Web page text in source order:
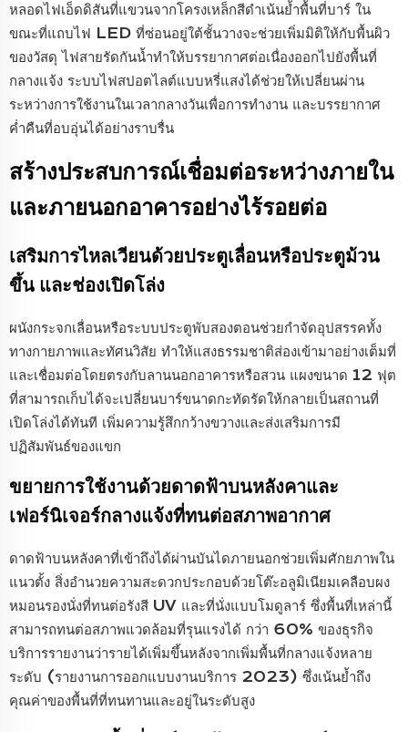
หลอดไฟเอ็ดดิสันที่แขวนจากโครงเหล็กสีดำเน้นย้ำพื้นที่บาร์ ใน
ขณะที่แถบไฟ LED ที่ซ่อนอยู่ใต้ชั้นวางจะช่วยเพิ่มมิติให้กับพื้นผิว
ของวัสดุ ไฟสายรัดกันน้ำทำให้บรรยากาศต่อเนื่องออกไปยังพื้นที่
กลางแจ้ง ระบบไฟสปอตไลต์แบบหรี่แสงได้ช่วยให้เปลี่ยนผ่าน
ระหว่างการใช้งานในเวลากลางวันเพื่อการทำงาน และบรรยากาศ
ค่ำคืนที่อบอุ่นได้อย่างราบรื่น
สร้างประสบการณ์เชื่อมต่อระหว่างภายใน
และภายนอกอาคารอย่างไร้รอยต่อ
เสริมการไหลเวียนด้วยประตูเลื่อนหรือประตูม้วน
ขึ้น และช่องเปิดโล่ง
ผนังกระจกเลื่อนหรือระบบประตูพับสองตอนช่วยกำจัดอุปสรรคทั้ง
ทางกายภาพและทัศนวิสัย ทำให้แสงธรรมชาติส่องเข้ามาอย่างเต็มที่
และเชื่อมต่อโดยตรงกับลานนอกอาคารหรือสวน แผงขนาด 12 ฟุต
ที่สามารถเก็บได้จะเปลี่ยนบาร์ขนาดกะทัดรัดให้กลายเป็นสถานที่
เปิดโล่งได้ทันที เพิ่มความรู้สึกกว้างขวางและส่งเสริมการมี
ปฏิสัมพันธ์ของแขก
ขยายการใช้งานด้วยดาดฟ้าบนหลังคาและ
เฟอร์นิเจอร์กลางแจ้งที่ทนต่อสภาพอากาศ
ดาดฟ้าบนหลังคาที่เข้าถึงได้ผ่านบันไดภายนอกช่วยเพิ่มศักยภาพใน
แนวตั้ง สิ่งอำนวยความสะดวกประกอบด้วยโต๊ะอลูมิเนียมเคลือบผง
หมอนรองนั่งที่ทนต่อรังสี UV และที่นั่งแบบโมดูลาร์ ซึ่งพื้นที่เหล่านี้
สามารถทนต่อสภาพแวดล้อมที่รุนแรงได้ กว่า 60% ของธุรกิจ
บริการรายงานว่ารายได้เพิ่มขึ้นหลังจากเพิ่มพื้นที่กลางแจ้งหลาย
ระดับ (รายงานการออกแบบงานบริการ 2023) ซึ่งเน้นย้ำถึง
คุณค่าของพื้นที่ที่ทนทานและอยู่ในระดับสูง